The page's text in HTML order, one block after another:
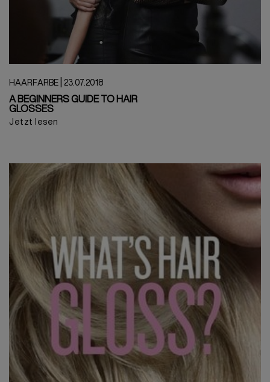
HAARFARBE| 23.07.2018
A BEGINNERS GUIDE TO HAIR
GLOSSES
Jetzt lesen